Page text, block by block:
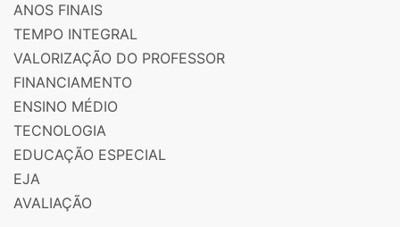
ANOS FINAIS
TEMPO INTEGRAL
VALORIZAÇÃO DO PROFESSOR
FINANCIAMENTO
ENSINO MÉDIO
TECNOLOGIA
EDUCAÇÃO ESPECIAL
EJA
AVALIAÇÃO